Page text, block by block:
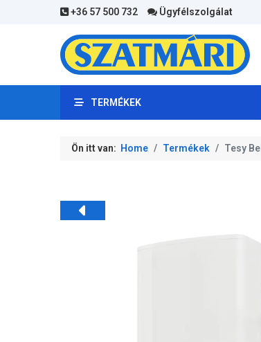
+36 57 500 732 Ügyfélszolgálat
TERMÉKEK
Ön itt van: Home Termékek Tesy